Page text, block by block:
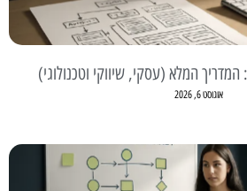
המדריך המלא (עסקי, שיווקי וטכנולוגי)
אוגוסט 6, 2026